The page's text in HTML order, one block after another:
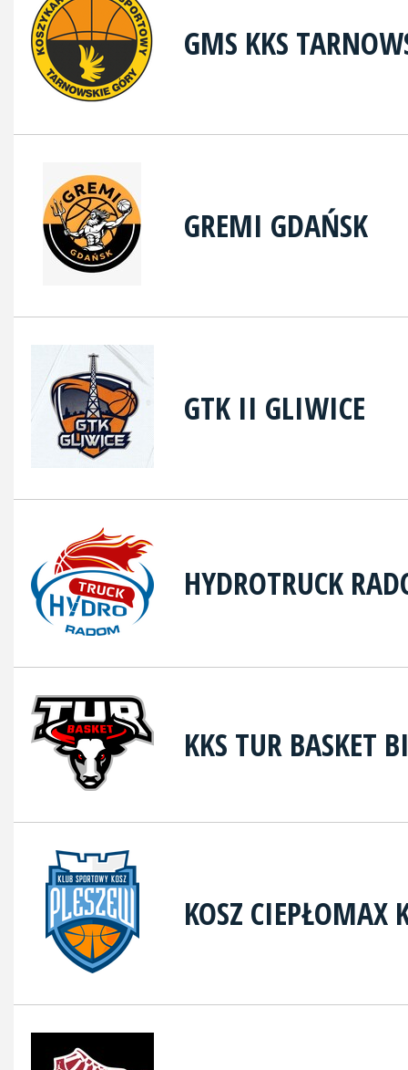
GMS KKS
GREMI GDAŃSK
GTK II GLIWICE
HYDROTRUCK
KKS TUR BASKET
KOSZ CIEPŁOMAX